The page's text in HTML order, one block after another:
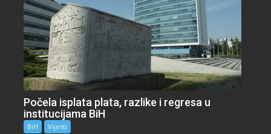
Počela isplata plata, razlike i regresa u
institucijama BiH
BiH Vijesti